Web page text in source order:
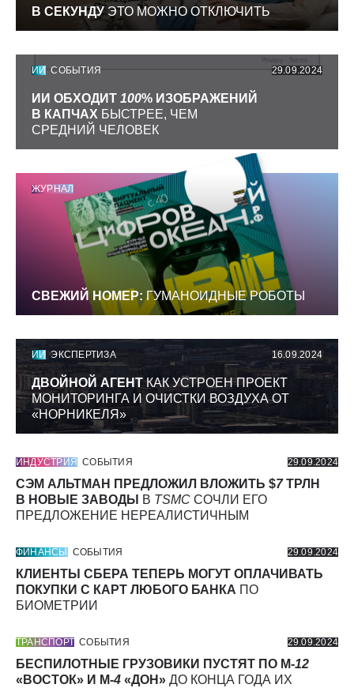
В СЕКУНДУЭТО МОЖНО ОТКЛЮЧИТЬ
ИИ СОБЫТИЯ 29.09.2024
ИИ ОБХОДИТ 100% ИЗОБРАЖЕНИЙ
В КАПЧАХ БЫСТРЕЕ, ЧЕМ
СРЕДНИЙ ЧЕЛОВЕК
ЖУРНАЛ
СВЕЖИЙ НОМЕР: ГУМАНОИДНЫЕ РОБОТЫ
ИИ ЭКСПЕРТИЗА 16.09.2024
ДВОЙНОЙ АГЕНТКАК УСТРОЕН ПРОЕКТ
МОНИТОРИНГА И ОЧИСТКИ ВОЗДУХА ОТ
«НОРНИКЕЛЯ»
ИНДУСТРИЯ СОБЫТИЯ 29.09.2024
СЭМ АЛЬТМАН ПРЕДЛОЖИЛ ВЛОЖИТЬ $7ТРЛН
В НОВЫЕ ЗАВОДЫ
В TSMC СОЧЛИ ЕГО
ПРЕДЛОЖЕНИЕ НЕРЕАЛИСТИЧНЫМ
ФИНАНСЫ СОБЫТИЯ 29.09.2024
КЛИЕНТЫ СБЕРА ТЕПЕРЬ МОГУТ ОПЛАЧИВАТЬ
ПОКУПКИ С КАРТ ЛЮБОГО БАНКА ПО
БИОМЕТРИИ
ТРАНСПОРТ СОБЫТИЯ 29.09.2024
БЕСПИЛОТНЫЕ ГРУЗОВИКИ ПУСТЯТ ПО М-12
«ВОСТОК» И М-4 «ДОН» ДО КОНЦА ГОДА ИХ